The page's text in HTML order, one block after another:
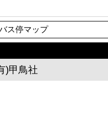
ス停マップ
)甲鳥社